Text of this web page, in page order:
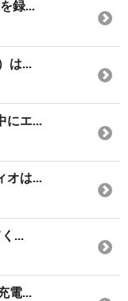
録...
は...
にエ...
オは...
...
電...